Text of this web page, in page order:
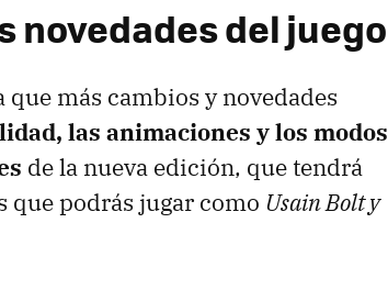
novedades del juego
que más cambios y novedades
las animaciones y los modos
de la nueva edición, que tendrá
que podrás jugar como Usain Bolt y